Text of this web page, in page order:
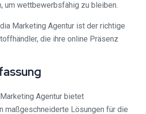
um wettbewerbsfähig zu bleiben.
Marketing Agentur ist der richtige
die ihre online Präsenz
Agentur bietet
maßgeschneiderte Lösungen für die